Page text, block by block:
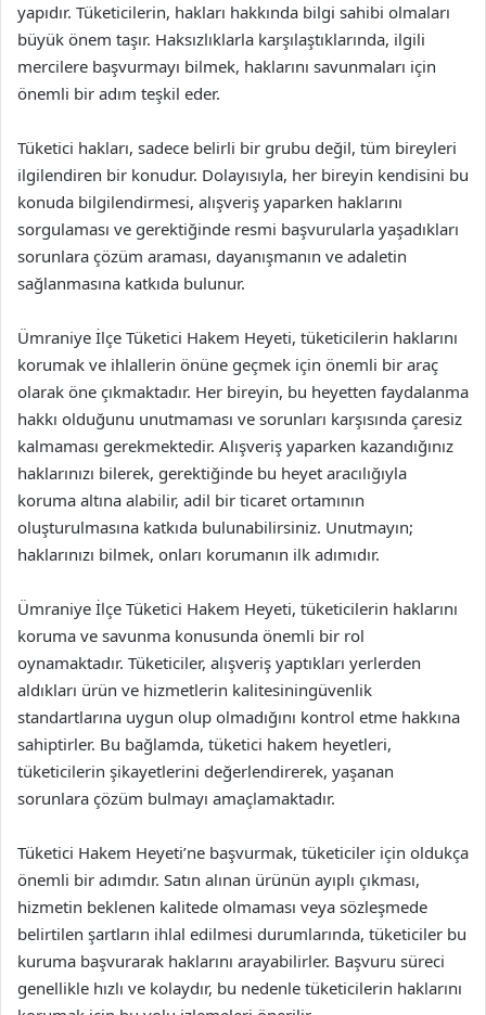
yapıdır. Tüketicilerin, hakları hakkında bilgi sahibi olmaları
büyük önem taşır. Haksızlıklarla karşılaştıklarında, ilgili
mercilere başvurmayı bilmek, haklarını savunmaları için
önemli bir adım teşkil eder.
Tüketici hakları, sadece belirli bir grubu değil, tüm bireyleri
ilgilendiren bir konudur. Dolayısıyla, her bireyin kendisini bu
konuda bilgilendirmesi, alışveriş yaparken haklarını
sorgulaması ve gerektiğinde resmi başvurularla yaşadıkları
sorunlara çözüm araması, dayanışmanın ve adaletin
sağlanmasına katkıda bulunur.
Ümraniye İlçe Tüketici Hakem Heyeti, tüketicilerin haklarını
korumak ve ihlallerin önüne geçmek için önemli bir araç
olarak öne çıkmaktadır. Her bireyin, bu heyetten faydalanma
hakkı olduğunu unutmaması ve sorunları karşısında çaresiz
kalmaması gerekmektedir. Alışveriş yaparken kazandığınız
haklarınızı bilerek, gerektiğinde bu heyet aracılığıyla
koruma altına alabilir, adil bir ticaret ortamının
oluşturulmasına katkıda bulunabilirsiniz. Unutmayın;
haklarınızı bilmek, onları korumanın ilk adımıdır.
Ümraniye İlçe Tüketici Hakem Heyeti, tüketicilerin haklarını
koruma ve savunma konusunda önemli bir rol
oynamaktadır. Tüketiciler, alışveriş yaptıkları yerlerden
aldıkları ürün ve hizmetlerin kalitesiningüvenlik
standartlarına uygun olup olmadığını kontrol etme hakkına
sahiptirler. Bu bağlamda, tüketici hakem heyetleri,
tüketicilerin şikayetlerini değerlendirerek, yaşanan
sorunlara çözüm bulmayı amaçlamaktadır.
Tüketici Hakem Heyeti’ne başvurmak, tüketiciler için oldukça
önemli bir adımdır. Satın alınan ürünün ayıplı çıkması,
hizmetin beklenen kalitede olmaması veya sözleşmede
belirtilen şartların ihlal edilmesi durumlarında, tüketiciler bu
kuruma başvurarak haklarını arayabilirler. Başvuru süreci
genellikle hızlı ve kolaydır, bu nedenle tüketicilerin haklarını